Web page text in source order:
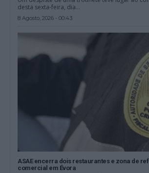
desta sexta-feira, dia...
8 Agosto, 2026 - 00:43
ASAE encerra dois restaurantes e zona de
comercial em Évora